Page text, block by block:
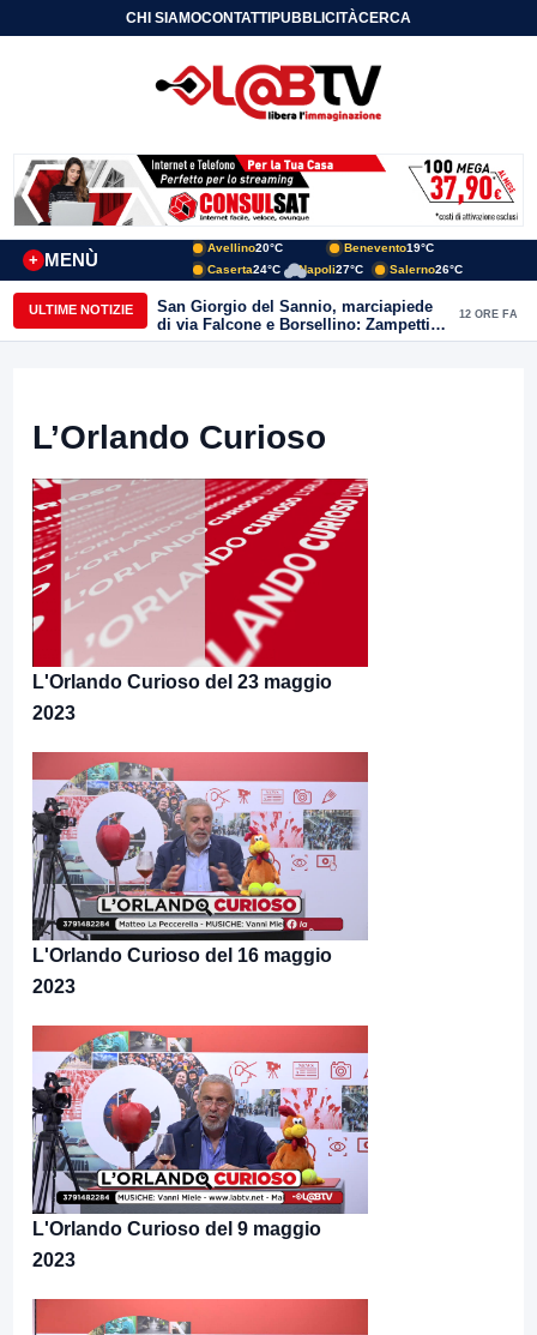
CHI SIAMOCONTATTIPUBBLICITÀCERCA
MENÙ
+
Avellino20°C Benevento19°C
Caserta24°C Napoli27°C Salerno26°C
ULTIME NOTIZIE
Avellino| Corpo senza vita di un
42enne trovato nel suo appartamento
in una pozza di sangue, giallo in viale
13 ORE FA
L’Orlando Curioso
L'Orlando Curioso del 23 maggio
2023
L'Orlando Curioso del 16 maggio
2023
L'Orlando Curioso del 9 maggio
2023